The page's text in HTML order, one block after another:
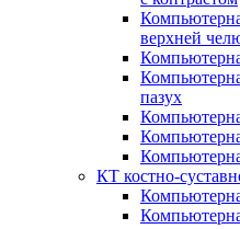
верхней
пазух
КТ костно-